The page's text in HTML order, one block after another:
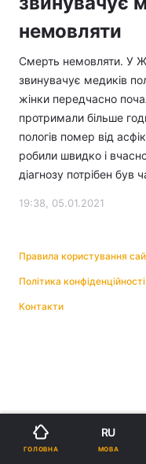
немовляти
Смерть немовляти. У
звинувачує медиків
жінки передчасно
протримали більше
пологів помер від
робили швидко і
діагнозу потрібен був
19:38, 05.01.2021
Правила користування
Політика конфіденційності
Контакти
ГОЛОВНА
RU
МОВА